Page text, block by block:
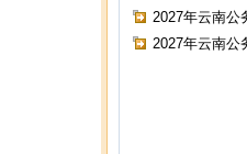
2027年云南公
2027年云南公